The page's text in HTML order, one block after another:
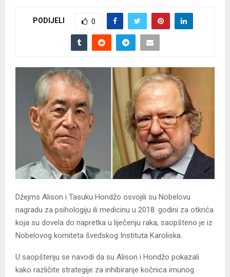
PODIJELI 0
Džejms Alison i Tasuku Hondžo osvojili su Nobelovu
nagradu za psihologiju ili medicinu u 2018. godini za otkrića
koja su dovela do napretka u liječenju raka, saopšteno je iz
Nobelovog komiteta švedskog Instituta Karoliska.
U saopštenju se navodi da su Alison i Hondžo pokazali
kako različite strategije za inhibiranje kočnica imunog